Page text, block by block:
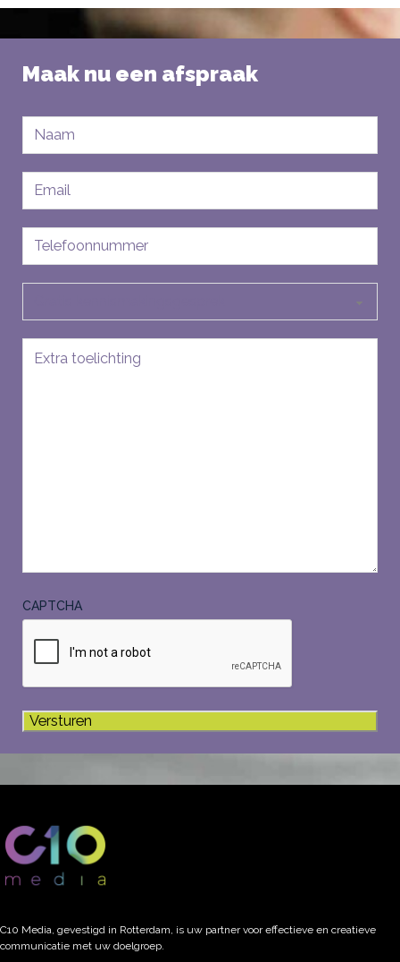
Maak nu een afspraak
mailadres
CAPTCHA
C10 Media, gevestigd in Rotterdam, is uw partner voor effectieve en creatieve
communicatie met uw doelgroep.